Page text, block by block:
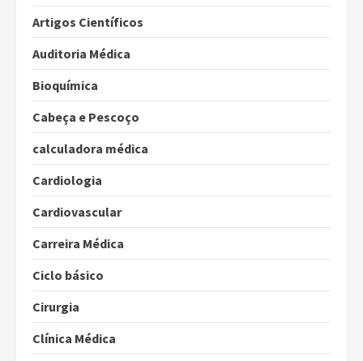
Artigos Científicos
Auditoria Médica
Bioquímica
Cabeça e Pescoço
calculadora médica
Cardiologia
Cardiovascular
Carreira Médica
Ciclo básico
Cirurgia
Clínica Médica